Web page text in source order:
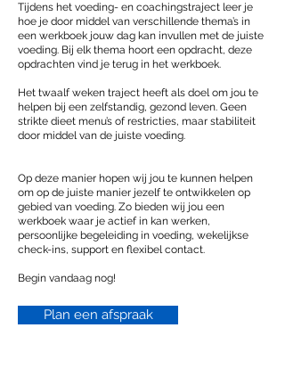
Tijdens het voeding- en coachingstraject leer je
hoe je door middel van verschillende thema’s in
een werkboek jouw dag kan invullen met de juiste
voeding. Bij elk thema hoort een opdracht, deze
opdrachten vind je terug in het werkboek.
Het twaalf weken traject heeft als doel om jou te
helpen bij een zelfstandig, gezond leven. Geen
strikte dieet menu’s of restricties, maar stabiliteit
door middel van de juiste voeding.
Op deze manier hopen wij jou te kunnen helpen
om op de juiste manier jezelf te ontwikkelen op
gebied van voeding. Zo bieden wij jou een
werkboek waar je actief in kan werken,
persoonlijke begeleiding in voeding, wekelijkse
check-ins, support en flexibel contact.
Begin vandaag nog!
Plan een afspraak